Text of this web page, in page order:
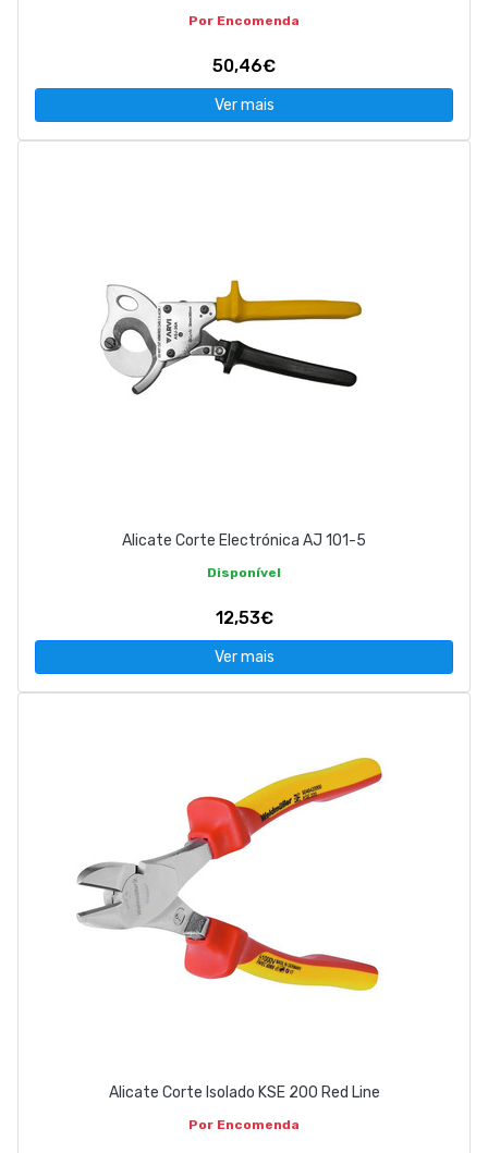
Por Encomenda
50,46€
Ver mais
Alicate Corte Electrónica AJ 101-5
Disponível
12,53€
Ver mais
Alicate Corte Isolado KSE 200 Red Line
Por Encomenda